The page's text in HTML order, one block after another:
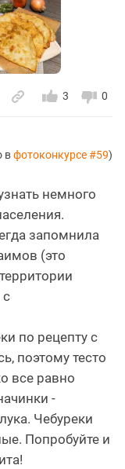
0
3
вфотоконкурсе #59)
немного
запомнила
(это
по рецепту с
поэтому тесто
все равно
-
Чебуреки
Попробуйте и